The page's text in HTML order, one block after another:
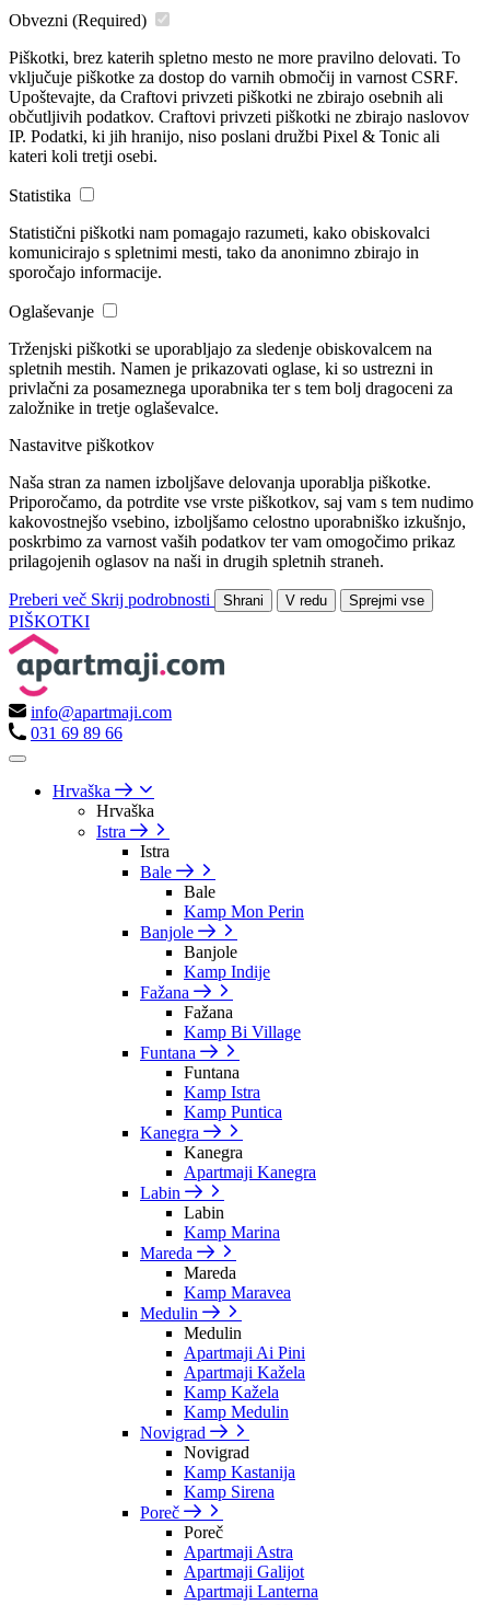
Obvezni (Required)
Piškotki, brez katerih spletno mesto ne more pravilno delovati. To
vključuje piškotke za dostop do varnih območij in varnost CSRF.
Upoštevajte, da Craftovi privzeti piškotki ne zbirajo osebnih ali
občutljivih podatkov. Craftovi privzeti piškotki ne zbirajo naslovov
IP. Podatki, ki jih hranijo, niso poslani družbi Pixel & Tonic ali
kateri koli tretji osebi.
Statistika
Statistični piškotki nam pomagajo razumeti, kako obiskovalci
komunicirajo s spletnimi mesti, tako da anonimno zbirajo in
sporočajo informacije.
Oglaševanje
Trženjski piškotki se uporabljajo za sledenje obiskovalcem na
spletnih mestih. Namen je prikazovati oglase, ki so ustrezni in
privlačni za posameznega uporabnika ter s tem bolj dragoceni za
založnike in tretje oglaševalce.
Nastavitve piškotkov
Naša stran za namen izboljšave delovanja uporablja piškotke.
Priporočamo, da potrdite vse vrste piškotkov, saj vam s tem nudimo
kakovostnejšo vsebino, izboljšamo celostno uporabniško izkušnjo,
poskrbimo za varnost vaših podatkov ter vam omogočimo prikaz
prilagojenih oglasov na naši in drugih spletnih straneh.
Preberi več Skrij podrobnosti Shrani V redu Sprejmi vse
PIŠKOTKI
info@apartmaji.com
031 69 89 66
Hrvaška
Hrvaška
Istra
Istra
Bale
Bale
Kamp Mon Perin
Banjole
Banjole
Kamp Indije
Fažana
Fažana
Kamp Bi Village
Funtana
Funtana
Kamp Istra
Kamp Puntica
Kanegra
Kanegra
Apartmaji Kanegra
Labin
Labin
Kamp Marina
Mareda
Mareda
Kamp Maravea
Medulin
Medulin
Apartmaji Ai Pini
Apartmaji Kažela
Kamp Kažela
Kamp Medulin
Novigrad
Novigrad
Kamp Kastanija
Kamp Sirena
Poreč
Poreč
Apartmaji Astra
Apartmaji Galijot
Apartmaji Lanterna